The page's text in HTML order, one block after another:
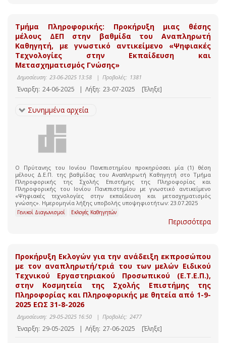
Τμήμα Πληροφορικής: Προκήρυξη μιας θέσης
μέλους ΔΕΠ στην βαθμίδα του Αναπληρωτή
Καθηγητή, με γνωστικό αντικείμενο «Ψηφιακές
Τεχνολογίες στην Εκπαίδευση και
Μετασχηματισμός Γνώσης»
Δημοσίευση: 23-06-2025 13:58 | Προβολές: 1381
Έναρξη: 24-06-2025 | Λήξη: 23-07-2025 [Έληξε]
Συνημμένα αρχεία
O Πρύτανης του Ιονίου Πανεπιστημίου προκηρύσσει μία (1) θέση
μέλους Δ.Ε.Π. της βαθμίδας του Αναπληρωτή Καθηγητή στο Τμήμα
Πληροφορικής της Σχολής Επιστήμης της Πληροφορίας και
Πληροφορικής του Ιονίου Πανεπιστημίου με γνωστικό αντικείμενο
«Ψηφιακές τεχνολογίες στην εκπαίδευση και μετασχηματισμός
γνώσης». Ημερομηνία λήξης υποβολής υποψηφιοτήτων: 23.07.2025
Γενικοί Διαγωνισμοί Εκλογές Καθηγητών
Περισσότερα
Προκήρυξη Εκλογών για την ανάδειξη εκπροσώπου
με τον αναπληρωτή/τριά του των μελών Ειδικού
Τεχνικού Εργαστηριακού Προσωπικού (Ε.Τ.Ε.Π.),
στην Κοσμητεία της Σχολής Επιστήμης της
Πληροφορίας και Πληροφορικής με θητεία από 1-9-
2025 ΕΩΣ 31-8-2026
Δημοσίευση: 29-05-2025 16:50 | Προβολές: 2477
Έναρξη: 29-05-2025 | Λήξη: 27-06-2025 [Έληξε]